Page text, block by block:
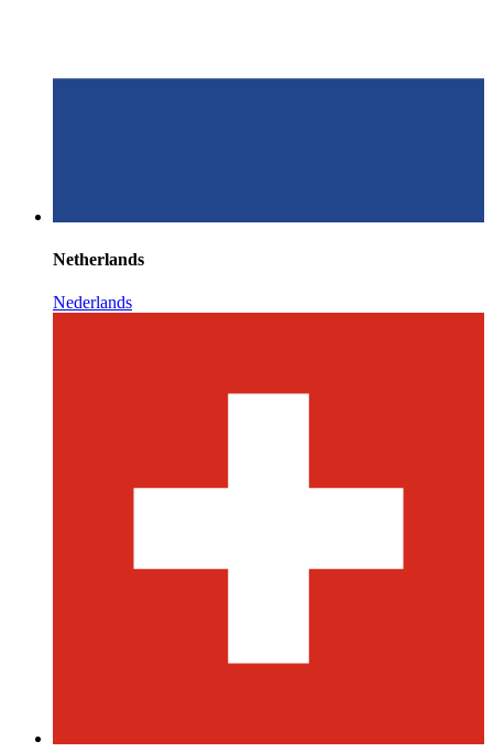
Netherlands
Nederlands